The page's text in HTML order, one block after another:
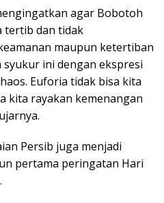
agar Bobotoh
tertib dan tidak
maupun ketertiban
syukur ini dengan ekspresi
Euforia tidak bisa kita
kita rayakan kemenangan
Persib juga menjadi
pertama peringatan Hari